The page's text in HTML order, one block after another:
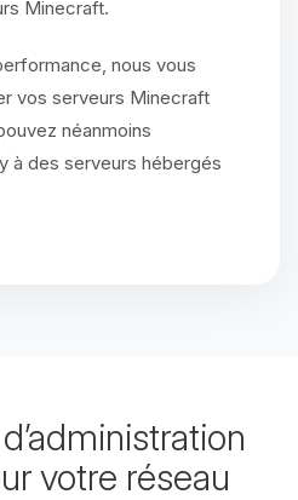
Minecraft.
nous vous
vos serveurs Minecraft
néanmoins
à des serveurs hébergés
votre réseau